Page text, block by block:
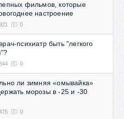
фильмов, которые
настроение
0
психиатр быть "легкого
0
ли зимняя «омывайка»
морозы в -25 и -30
0